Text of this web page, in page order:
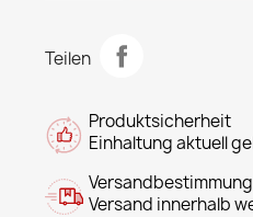
Teilen
Produktsicherheit
Einhaltung aktuell
Versand innerhalb